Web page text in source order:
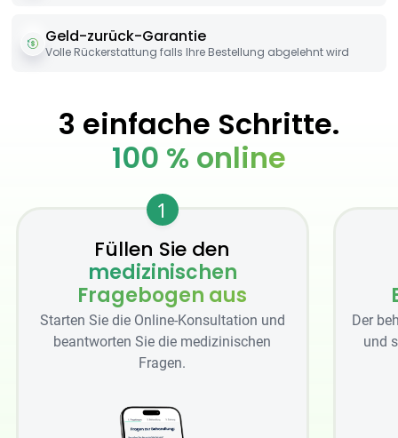
Geld-zurück-Garantie
Volle Rückerstattung falls Ihre Bestellung abgelehnt wird
3 einfache Schritte.
100 % online
1
Füllen Sie den
medizinischen
Fragebogen aus
Starten Sie die Online-Konsultation und
beantworten Sie die medizinischen
Fragen.
Der
und